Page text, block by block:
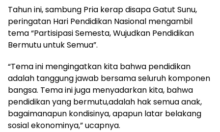
Tahun ini, sambung Pria kerap disapa Gatut Sunu,
peringatan Hari Pendidikan Nasional mengambil
tema “Partisipasi Semesta, Wujudkan Pendidikan
Bermutu untuk Semua”.
“Tema ini mengingatkan kita bahwa pendidikan
adalah tanggung jawab bersama seluruh komponen
bangsa. Tema ini juga menyadarkan kita, bahwa
pendidikan yang bermutu,adalah hak semua anak,
bagaimanapun kondisinya, apapun latar belakang
sosial ekonominya,” ucapnya.